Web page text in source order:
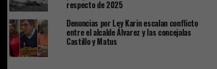
respecto de 2025
Denuncias por Ley Karin escalan conflicto
entre el alcalde Álvarez y las concejalas
Castillo y Matus